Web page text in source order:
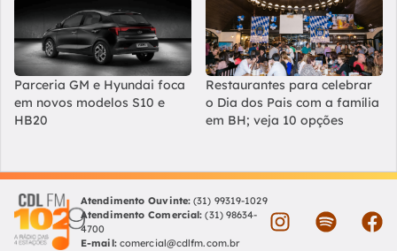
Parceria GM e Hyundai foca
em novos modelos S10 e
HB20
Restaurantes para celebrar
o Dia dos Pais com a família
em BH; veja 10 opções
Atendimento Ouvinte: (31) 99319-1029
Atendimento Comercial: (31) 98634-
4700
E-mail: comercial@cdlfm.com.br